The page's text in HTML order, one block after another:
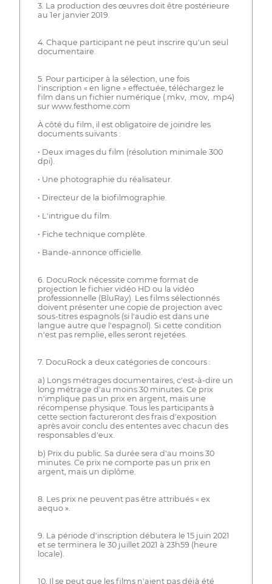
3. La production des œuvres doit être postérieure
au 1er janvier 2019.
4. Chaque participant ne peut inscrire qu'un seul
documentaire.
5. Pour participer à la sélection, une fois
l'inscription « en ligne » effectuée, téléchargez le
film dans un fichier numérique (.mkv, .mov, .mp4)
sur www.festhome.com
À côté du film, il est obligatoire de joindre les
documents suivants :
• Deux images du film (résolution minimale 300
dpi).
• Une photographie du réalisateur.
• Directeur de la biofilmographie.
• L'intrigue du film.
• Fiche technique complète.
• Bande-annonce officielle.
6. DocuRock nécessite comme format de
projection le fichier vidéo HD ou la vidéo
professionnelle (BluRay). Les films sélectionnés
doivent présenter une copie de projection avec
sous-titres espagnols (si l'audio est dans une
langue autre que l'espagnol). Si cette condition
n'est pas remplie, elles seront rejetées.
7. DocuRock a deux catégories de concours :
a) Longs métrages documentaires, c'est-à-dire un
long métrage d'au moins 30 minutes. Ce prix
n'implique pas un prix en argent, mais une
récompense physique. Tous les participants à
cette section factureront des frais d'exposition
après avoir conclu des ententes avec chacun des
responsables d'eux.
b) Prix du public. Sa durée sera d'au moins 30
minutes. Ce prix ne comporte pas un prix en
argent, mais un diplôme.
8. Les prix ne peuvent pas être attribués « ex
aequo ».
9. La période d'inscription débutera le 15 juin 2021
et se terminera le 30 juillet 2021 à 23h59 (heure
locale).
10. Il se peut que les films n'aient pas déjà été